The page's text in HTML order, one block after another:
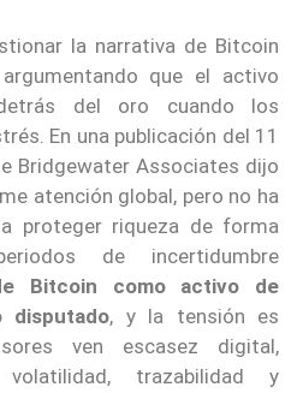
la narrativa de Bitcoin
que el activo
del oro cuando los
En una publicación del 11
Bridgewater Associates dijo
atención global, pero no ha
proteger riqueza de forma
de incertidumbre
Bitcoin como activo de
disputado, y la tensión es
ven escasez digital,
trazabilidad y